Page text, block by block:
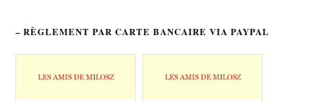
– RÈGLEMENT PAR CARTE BANCAIRE VIA PAYPAL